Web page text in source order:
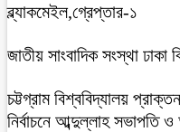
ব্ল্যাকমেইল,গ্রেপ্তার-১
জাতীয় সাংবাদিক সংস্থা ঢাকা
চট্টগ্রাম বিশ্ববিদ্যালয়
নির্বাচনে আব্দুল্লাহ